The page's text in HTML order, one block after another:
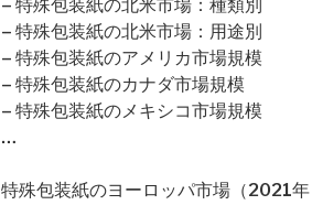
– 特殊包装紙の北米市場：種類別
– 特殊包装紙の北米市場：用途別
– 特殊包装紙のアメリカ市場規模
– 特殊包装紙のカナダ市場規模
– 特殊包装紙のメキシコ市場規模
…
特殊包装紙のヨーロッパ市場（2021年